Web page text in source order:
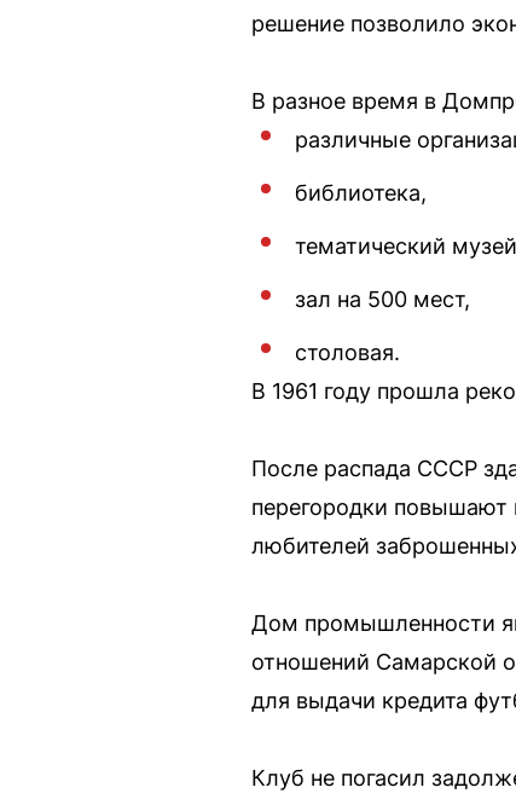
решение позволило
В разное время в
различные
библиотека,
тематический
зал на 500 мест,
столовая.
В 1961 году прошла
После распада СССР
перегородки повышают
любителей
Дом промышленности
отношений Самарской
для выдачи кредита
Клуб не погасил